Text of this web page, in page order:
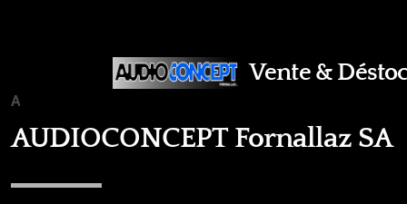
Vente &
ACCUEIL
AUDIOCONCEPT Fornallaz SA